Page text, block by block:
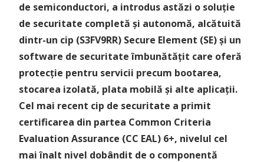
de semiconductori, a introdus astăzi o soluție
de securitate completă și autonomă, alcătuită
dintr-un cip (S3FV9RR) Secure Element (SE) și un
software de securitate îmbunătățit care oferă
protecție pentru servicii precum bootarea,
stocarea izolată, plata mobilă și alte aplicații.
Cel mai recent cip de securitate a primit
certificarea din partea Common Criteria
Evaluation Assurance (CC EAL) 6+, nivelul cel
mai înalt nivel dobândit de o componentă